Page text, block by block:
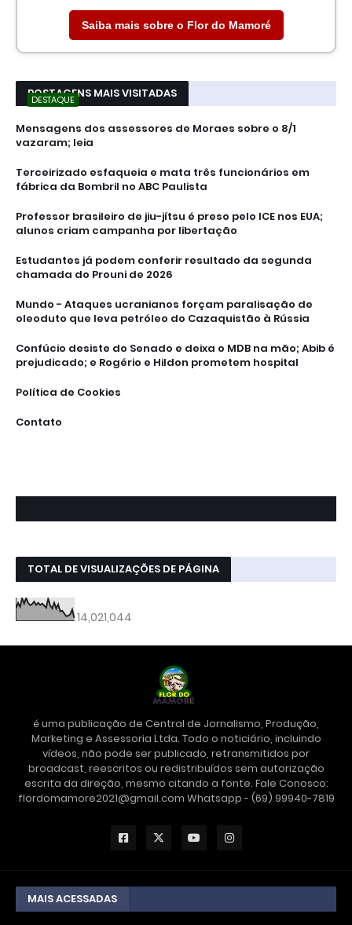
Saiba mais sobre o Flor do Mamoré
POSTAGENS MAIS VISITADAS
DESTAQUE
Mensagens dos assessores de Moraes sobre o 8/1
vazaram; leia
Terceirizado esfaqueia e mata três funcionários em
fábrica da Bombril no ABC Paulista
Professor brasileiro de jiu-jítsu é preso pelo ICE nos EUA;
alunos criam campanha por libertação
Estudantes já podem conferir resultado da segunda
chamada do Prouni de 2026
Mundo - Ataques ucranianos forçam paralisação de
oleoduto que leva petróleo do Cazaquistão à Rússia
Confúcio desiste do Senado e deixa o MDB na mão; Abib é
prejudicado; e Rogério e Hildon prometem hospital
Política de Cookies
Contato
TOTAL DE VISUALIZAÇÕES DE PÁGINA
14,021,044
é uma publicação de Central de Jornalismo, Produção,
Marketing e Assessoria Ltda. Todo o noticiário, incluindo
vídeos, não pode ser publicado, retransmitidos por
broadcast, reescritos ou redistribuídos sem autorização
escrita da direção, mesmo citando a fonte. Fale Conosco:
flordomamore2021@gmail.com Whatsapp - (69) 99940-7819
MAIS ACESSADAS